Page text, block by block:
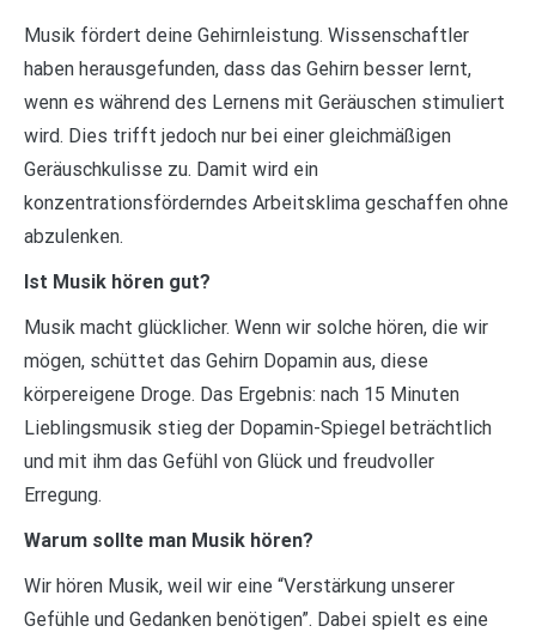
Musik fördert deine Gehirnleistung. Wissenschaftler
haben herausgefunden, dass das Gehirn besser lernt,
wenn es während des Lernens mit Geräuschen stimuliert
wird. Dies trifft jedoch nur bei einer gleichmäßigen
Geräuschkulisse zu. Damit wird ein
konzentrationsförderndes Arbeitsklima geschaffen ohne
abzulenken.
Ist Musik hören gut?
Musik macht glücklicher. Wenn wir solche hören, die wir
mögen, schüttet das Gehirn Dopamin aus, diese
körpereigene Droge. Das Ergebnis: nach 15 Minuten
Lieblingsmusik stieg der Dopamin-Spiegel beträchtlich
und mit ihm das Gefühl von Glück und freudvoller
Erregung.
Warum sollte man Musik hören?
Wir hören Musik, weil wir eine “Verstärkung unserer
Gefühle und Gedanken benötigen”. Dabei spielt es eine